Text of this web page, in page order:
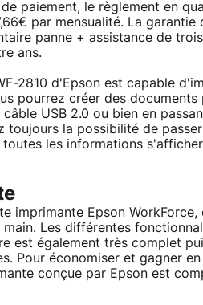
paiement, le règlement en
par mensualité. La
panne + assistance de
ans.
2810 d'Epson est capable
pourrez créer des
USB 2.0 ou bien en
toujours la possibilité de
les informations
imprimante Epson
Les différentes
est également très complet
Pour économiser et gagner
conçue par Epson est